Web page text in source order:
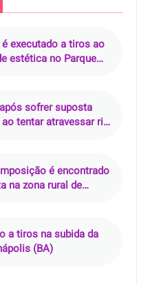
é executado a tiros ao
estética no Parque
sofrer suposta
tentar atravessar rio
é encontrado
na zona rural de
a tiros na subida da
(BA)